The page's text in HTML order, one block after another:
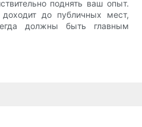
поднять ваш опыт.
до публичных мест,
должны быть главным